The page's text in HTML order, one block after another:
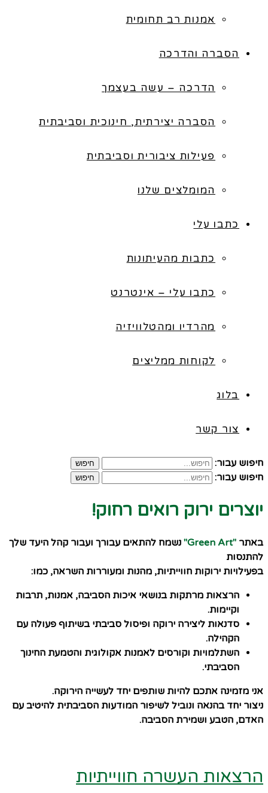
אמנות רב תחומית
הסברה והדרכה
הדרכה – עשה בעצמך
הסברה יצירתית, חינוכית וסביבתית
פעילות ציבורית וסביבתית
המומלצים שלנו
כתבו עלי
כתבות מהעיתונות
כתבו עלי – אינטרנט
מהרדיו ומהטלוויזיה
לקוחות ממליצים
בלוג
צור קשר
חיפוש עבור: חיפוש
חיפוש עבור: חיפוש
יוצרים ירוק רואים רחוק!
באתר "Green Art"
נשמח להתאים עבורך ועבור קהל היעד שלך
להתנסות
בפעילויות ירוקות חווייתיות, מהנות ומעוררות השראה, כמו:
הרצאות מרתקות בנושאי איכות הסביבה, אמנות, תרבות
וקיימות.
סדנאות ליצירה ירוקה ופיסול סביבתי בשיתוף פעולה עם
הקהילה.
השתלמויות וקורסים לאמנות אקולוגית והטמעת החינוך
הסביבתי.
אני מזמינה אתכם להיות שותפים יחד לעשייה הירוקה.
ניצור יחד בהנאה ונוביל לשיפור המודעות הסביבתית להיטיב עם
האדם, הטבע ושמירת הסביבה.
הרצאות העשרה חווייתיות